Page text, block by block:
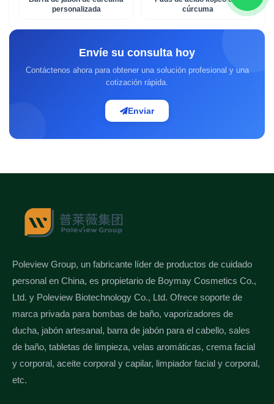
personalizada
cúrcuma
Envíe su consulta hoy
Contáctenos ahora para obtener una solución profesional y una
cotización rápida.
Enviar
Poleview Group, un fabricante líder de productos de cuidado
personal en China, es propietario de Boymay Cosmetics Co.,
Ltd. y Poleview Biotechnology Co., Ltd. Ofrece soporte de
marca privada para bombas de baño, vaporizadores de
ducha, jabón artesanal, barra de jabón para el cabello, sales
de baño, tabletas de limpieza, velas aromáticas, crema facial
y corporal, aceite corporal y capilar, limpiador facial y corporal,
etc.